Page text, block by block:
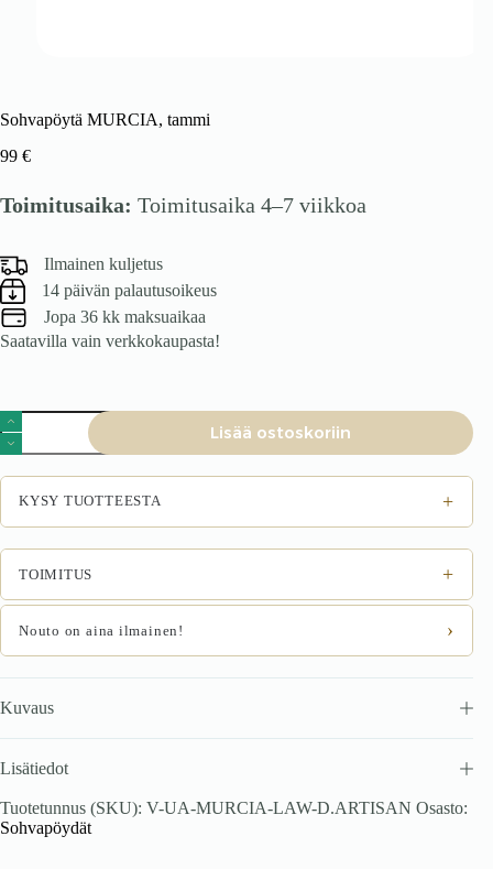
Sohvapöytä MURCIA, tammi
99 €
Toimitusaika: Toimitusaika 4–7 viikkoa
Ilmainen kuljetus
14 päivän palautusoikeus
Jopa 36 kk maksuaikaa
Saatavilla vain verkkokaupasta!
Sohvapöytä
MURCIA,
tammi
määrä
Lisää ostoskoriin
KYSY TUOTTEESTA +
TOIMITUS +
Nouto on aina ilmainen! ›
Kuvaus
Lisätiedot
Tuotetunnus (SKU): V-UA-MURCIA-LAW-D.ARTISAN Osasto:
Sohvapöydät